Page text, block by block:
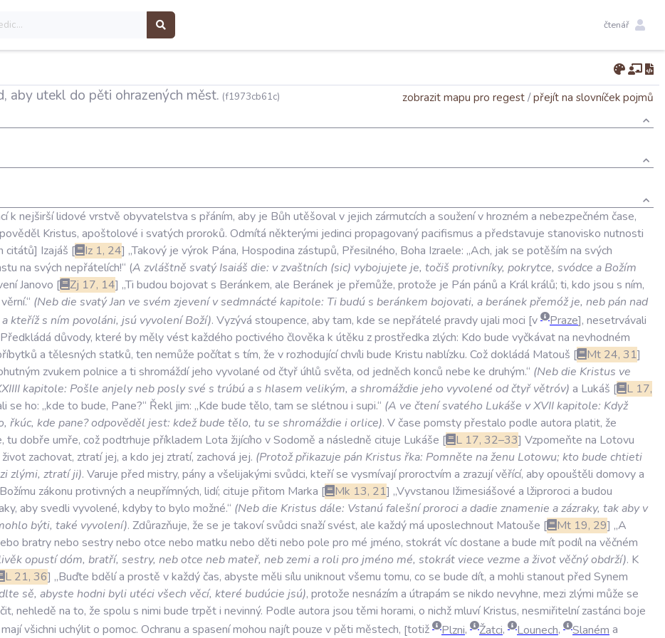
čtenář
aby utekl do pěti ohrazených měst. (f1973cb61c) zobrazit mapu pro regest/přejít na slovníček pojmů
k nejširšílidové vrstvě obyvatelstva s přáním, aby je Bůh utěšovalv jejich zármutcích a souženívhrozném a nebezpečném čase,
Kristus, apoštolové i svatých proroků. Odmítá některými jedinci propagovanýpacifismus a představuje stanovisko nutnosti
citátů Izajáš Iz 1, 24 „Takový je výrok Pána, Hospodina zástupů, Přesilného, Boha Izraele: „Ach, jak se potěším na svých
na svých nepřátelích!“ (A zvláštně svatý Isaiáš die: vzvaštních (sic) vybojujete je, točiš protivníky, pokrytce, svódce a Božím
Janovo Zj 17, 14 „Ti budou bojovats Beránkem, ale Beránek je přemůže, protože je Pán pánů a Králkrálů; ti, kdo jsou s ním,
věrní.“ (Nebdie svatýJan ve svém zjevení vsedmnácté kapitole: Tibudús beránkem bojovati, aberánekpřemóžje, nebpán nad
akteřížs ním povoláni, jsú vyvolení Boží). Vyzývá stoupence, abytam, kde se nepřátelé pravdyujali moci v Praze , nesetrvávali
Předkládá důvody, které bymělyvéstkaždého poctivého člověka k útěku zprostředka zlých: Kdo bude vyčkávatna nevhodném
a tělesných statků, ten nemůže počítats tím, že vrozhodujícíchvíli bude Kristu nablízku. Coždokládá Matouš Mt 24, 31
zvukem polnice a ti shromáždí jeho vyvolané od čtyřúhlů světa, od jedněch konců nebe ke druhým.“ (Nebdie Kristus ve
kapitole: Pošle anjelynebposlysvé s trúbúas hlasem velikým, ashromáždie jeho vyvolené odčtyř větróv) a Lukáš L 17,
se ho: „kde to bude, Pane?“ Řekl jim: „Kde bude tělo, tam se slétnou i supi.“ (A ve čtenísvatého Lukáše vXVIIkapitole: Když
, řkúc, kde pane?odpověděl jest: kdežbude tělo, tuse shromáždie iorlice). Včase pomstypřestalo podle autora platit, že
, tu dobře umře, cožpodtrhuje příkladem Lota žijícího vSodomě a následně cituje Lukáše L 17, 32–33 Vzpomeňte na Lotovu
život zachovat, ztratí jej, a kdo jej ztratí, zachová jej. (Protožpřikazuje pán Kristus řka: Pomněte naženu Lotowu; kto bude chtieti
zlými, ztratíji). Varuje před mistry, pánya všelijakými svůdci, kteříse vysmívajíproroctvím a zrazujívěřící, abyopouštěli domovya
Božímu zákonu protivných a neupřímných, lidí; cituje přitom Marka Mk 13, 21 „Vyvstanou Ižimesiášové a lžiproroci a budou
, abysvedli vyvolené, kdybyto bylo možné.“ (Nebdie Kristus dále: Vstanúfalešníprorociadadie znamenie azázraky, takaby v
býti, také vyvolení). Zdůrazňuje, že se je takovísvůdci snažísvést, ale každýmá uposlechnout Matouše Mt 19, 29 „A
bratrynebo sestrynebo otce nebo matku nebo děti nebo pole pro mé jméno, stokrátvícdostane a bude mítpodílna věčném
opustídóm, bratří, sestry, nebotce nebmateř, nebzemiarolipro jméno mé, stokrát viece vezme aživot věčnýobdrží). K
L 21, 36 „Buďte bdělía prostě vkaždýčas, abyste měli sílu uniknoutvšemu tomu, co se bude dít, a mohli stanoutpřed Synem
sě, abyste hodnibyli utéci všech věcí, které budúcie jsú), protože nesnázím a útrapám se nikdo nevyhne, mezi zlými může se
, nehledě na to, že spolu s nimi bude trpěti nevinný. Podle autora jsou těmi horami, o nichžmluví Kristus, nesmiřitelní zastánci boje
majívšichni uchýlito pomoc. Ochranu a spasenímohou najítpouze vpěti městech, totiž Plzni, Žatci, Lounech, Slaném a